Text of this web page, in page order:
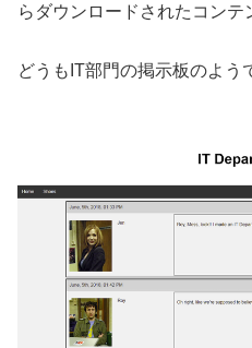
らダウンロードされたコンテ
どうも IT部門の掲示板のよう